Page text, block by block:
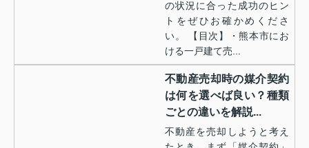
の状況に合った成功のヒン
トをぜひお確かめくださ
い。 【目次】・熊本市にお
ける一戸建て売...
不動産売却時の媒介契約
は何を選べば良い？種類
ごとの違いを解説...
不動産を売却しようと考え